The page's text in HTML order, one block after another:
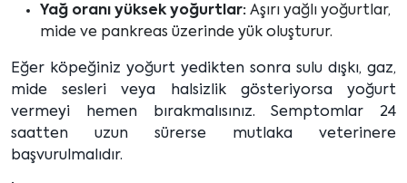
Yağ oranı yüksek yoğurtlar: Aşırı yağlı yoğurtlar,
mide ve pankreas üzerinde yük oluşturur.
Eğer köpeğiniz yoğurt yedikten sonra sulu dışkı, gaz,
mide sesleri veya halsizlik gösteriyorsa yoğurt
vermeyi hemen bırakmalısınız. Semptomlar 24
saatten uzun sürerse mutlaka veterinere
başvurulmalıdır.